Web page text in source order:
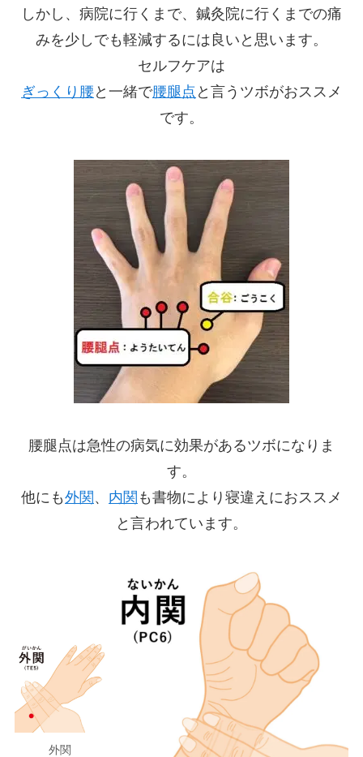
しかし、病院に行くまで、鍼灸院に行くまでの痛
みを少しでも軽減するには良いと思います。
セルフケアは
ぎっくり腰と一緒で腰腿点 と言うツボがおススメ
です。
腰腿点は急性の病気に効果があるツボになりま
す。
他にも外関 、 内関 も書物により寝違えにおススメ
と言われています。
外関